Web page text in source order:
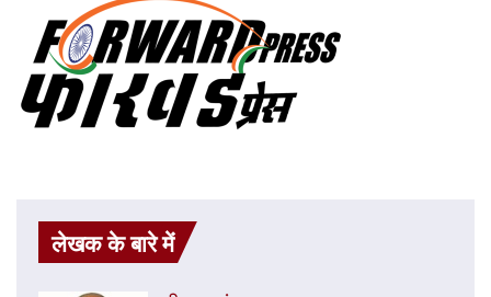
लेखक के बारे में